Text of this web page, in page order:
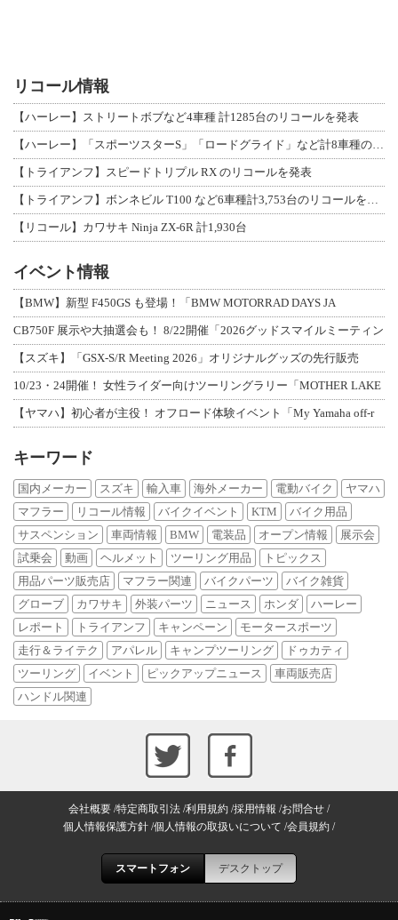
リコール情報
【ハーレー】ストリートボブなど4車種 計1285台のリコールを発表
【トライアンフ】スピードトリプル RX のリコールを発表
【リコール】カワサキ Ninja ZX-6R 計1,930台
イベント情報
【BMW】新型 F450GS も登場！「BMW MOTORRAD DAYS JA
CB750F 展示や大抽選会も！ 8/22開催「2026グッドスマイルミーティン
【スズキ】「GSX-S/R Meeting 2026」オリジナルグッズの先行販売
10/23・24開催！ 女性ライダー向けツーリングラリー「MOTHER LAKE
【ヤマハ】初心者が主役！ オフロード体験イベント「My Yamaha off-r
キーワード
国内メーカー スズキ 輸入車 海外メーカー 電動バイク
ヤマハ
マフラー
リコール情報 バイクイベント KTM
バイク用品
サスペンション
車両情報 BMW 電装品 オープン情報
展示会
試乗会
動画 ヘルメット ツーリング用品
トピックス
用品パーツ販売店
マフラー関連 バイクパーツ
バイク雑貨
グローブ
カワサキ 外装パーツ ニュース ホンダ
ハーレー
レポート
トライアンフ キャンペーン
モータースポーツ
走行＆ライテク
アパレル キャンプツーリング
ドゥカティ
ツーリング
イベント ピックアップニュース
車両販売店
ハンドル関連
会社概要 特定商取引法 利用規約 採用情報 お問合せ
個人情報保護方針 個人情報の取扱いについて 会員規約
スマートフォン デスクトップ